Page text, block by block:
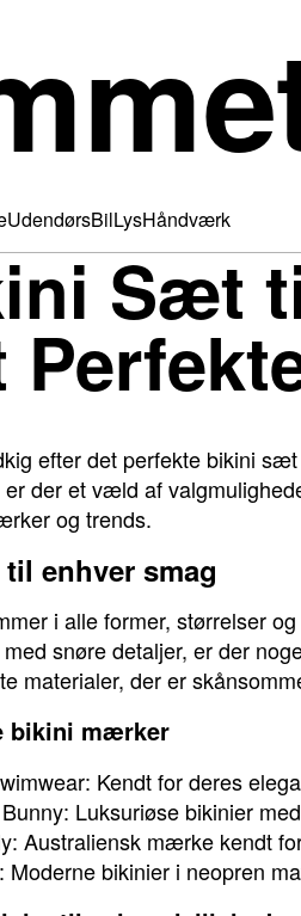
UdendørsBilLysHåndværk
Sæt
efter det perfekte bikini
der et væld af
og trends.
enhver smag
i alle former, størrelser
snøre detaljer, er der
materialer, der er
bikini mærker
Kendt for deres
Luksuriøse bikinier
Australiensk mærke kendt
Moderne bikinier i neopren